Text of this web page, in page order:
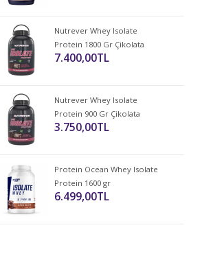
Nutrever Whey Isolate
Protein 1800 Gr Çikolata
7.400,00TL
Nutrever Whey Isolate
Protein 900 Gr Çikolata
3.750,00TL
Protein Ocean Whey Isolate
Protein 1600 gr
6.499,00TL